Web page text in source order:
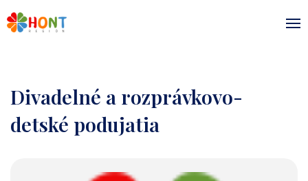
Divadelné a rozprávkovo-
detské podujatia